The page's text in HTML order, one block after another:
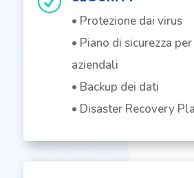
• Protezione dai virus
• Piano di sicurezza
aziendali
• Backup dei dati
• Disaster Recovery